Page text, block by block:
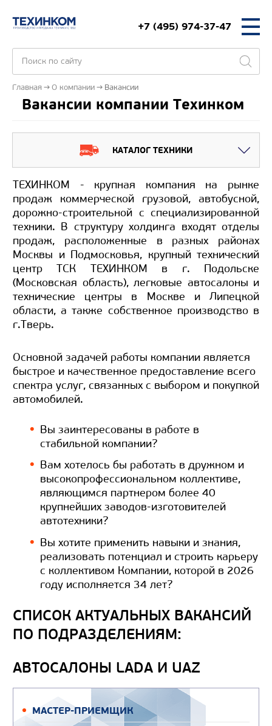
+7 (495) 974-37-47
Главная О компании Вакансии
Вакансии компании Техинком
КАТАЛОГ ТЕХНИКИ
ТЕХИНКОМ - крупная компания на рынке
продаж коммерческой грузовой, автобусной,
дорожно-строительной с специализированной
техники. В структуру холдинга входят отделы
продаж, расположенные в разных районах
Москвы и Подмосковья, крупный технический
центр ТСК ТЕХИНКОМ в г. Подольске
(Московская область), легковые автосалоны и
технические центры в Москве и Липецкой
области, а также собственное производство в
г.Тверь.
Основной задачей работы компании является
быстрое и качественное предоставление всего
спектра услуг, связанных с выбором и покупкой
автомобилей.
Вы заинтересованы в работе в
стабильной компании?
Вам хотелось бы работать в дружном и
высокопрофессиональном коллективе,
являющимся партнером более 40
крупнейших заводов-изготовителей
автотехники?
Вы хотите применить навыки и знания,
реализовать потенциал и строить карьеру
с коллективом Компании, которой в 2026
году исполняется 34 лет?
СПИСОК АКТУАЛЬНЫХ ВАКАНСИЙ
ПО ПОДРАЗДЕЛЕНИЯМ:
АВТОСАЛОНЫ LADA И UAZ
МАСТЕР-ПРИЕМЩИК